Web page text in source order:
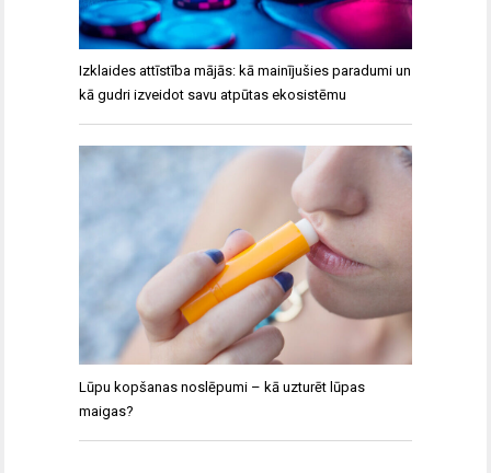
Izklaides attīstība mājās: kā mainījušies paradumi un
kā gudri izveidot savu atpūtas ekosistēmu
Lūpu kopšanas noslēpumi – kā uzturēt lūpas
maigas?